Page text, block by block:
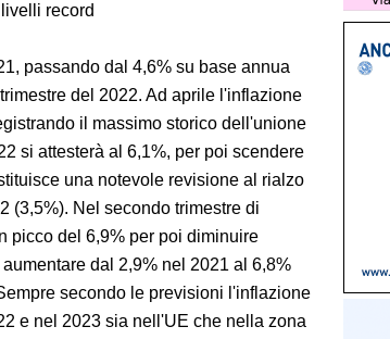
record
passando dal 4,6% su base annua
del 2022. Ad aprile l'inflazione
il massimo storico dell'unione
si attesterà al 6,1%, per poi scendere
una notevole revisione al rialzo
(3,5%). Nel secondo trimestre di
picco del 6,9% per poi diminuire
dal 2,9% nel 2021 al 6,8%
secondo le previsioni l'inflazione
e nel 2023 sia nell'UE che nella zona